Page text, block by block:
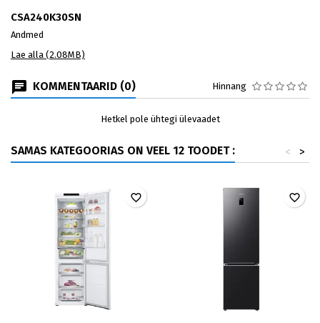
CSA240K30SN
Andmed
Lae alla (2.08MB)
KOMMENTAARID (0) Hinnang
Hetkel pole ühtegi ülevaadet
SAMAS KATEGOORIAS ON VEEL 12 TOODET : >
<
favorite_border favorite_border